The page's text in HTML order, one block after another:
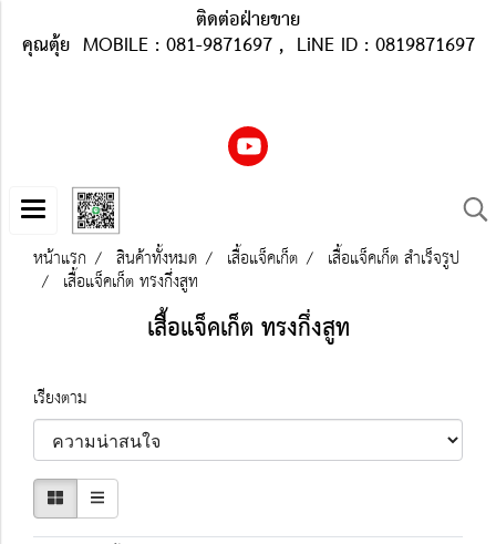
ติดต่อฝ่ายขาย
คุณตุ้ย MOBILE : 081-9871697 , LiNE ID : 0819871697
หน้าแรก สินค้าทั้งหมด เสื้อแจ็คเก็ต เสื้อแจ็คเก็ต สำเร็จรูป
เสื้อแจ็คเก็ต ทรงกึ่งสูท
เสื้อแจ็คเก็ต ทรงกึ่งสูท
เรียงตาม